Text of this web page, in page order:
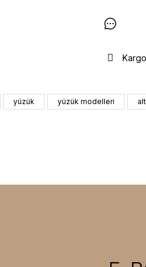
yüzük yüzük modelleri